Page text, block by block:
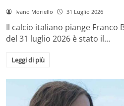
Ivano Moriello 31 Luglio 2026
Il calcio italiano piange Franco
del 31 luglio 2026 è stato il…
Leggi di più